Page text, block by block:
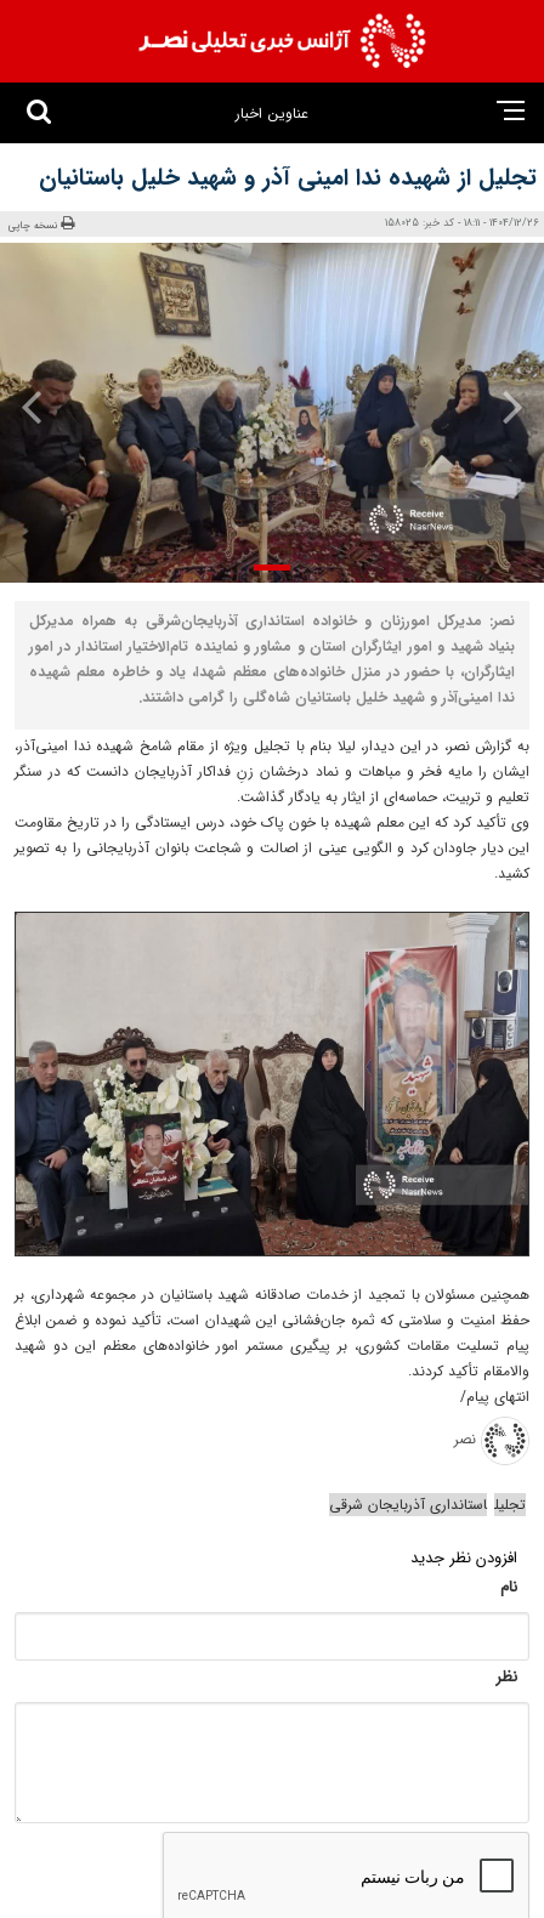
عناوین اخبار
تجلیل از شهیده ندا امینی آذر و‌ شهید خلیل باستانیان
1404/12/26 - 18:11 - کد خبر: 158025 نسخه چاپی
نصر: مدیرکل امورزنان و خانواده استانداری آذربایجان‌شرقی به همراه مدیرکل
بنیاد شهید و امور ایثارگران استان و مشاور و نماینده تام‌الاختیار استاندار در امور
ایثارگران، با حضور در منزل خانواده‌های معظم شهدا، یاد و خاطره معلم شهیده
ندا امینی‌آذر و شهید خلیل باستانیان شاه‌گلی را گرامی داشتند.
به گزارش نصر، در این دیدار، لیلا بنام با تجلیل ویژه از مقام شامخ شهیده ندا امینی‌آذر،
ایشان را مایه فخر و مباهات و نماد درخشان زنِ فداکار آذربایجان دانست که در سنگر
تعلیم و تربیت، حماسه‌ای از ایثار به یادگار گذاشت.
وی تأکید کرد که این معلم شهیده با خون پاک خود، درس ایستادگی را در تاریخ مقاومت
این دیار جاودان کرد و الگویی عینی از اصالت و شجاعت بانوان آذربایجانی را به تصویر
کشید.
همچنین مسئولان با تمجید از خدمات صادقانه شهید باستانیان در مجموعه شهرداری، بر
حفظ امنیت و سلامتی که ثمره جان‌فشانی این شهیدان است، تأکید نموده و ضمن ابلاغ
پیام تسلیت مقامات کشوری، بر پیگیری مستمر امور خانواده‌های معظم این دو شهید
والامقام تأکید کردند.
انتهای پیام/
نصر
تجلیل استانداری آذربایجان شرقی
افزودن نظر جدید
نام
نظر